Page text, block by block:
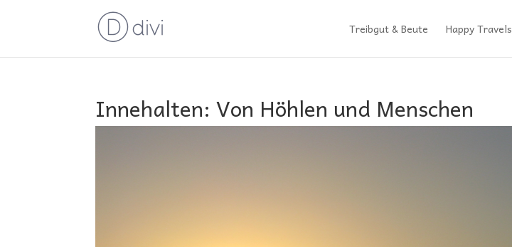
Treibgut & Beute Happy Travels
Innehalten: Von Höhlen und Menschen